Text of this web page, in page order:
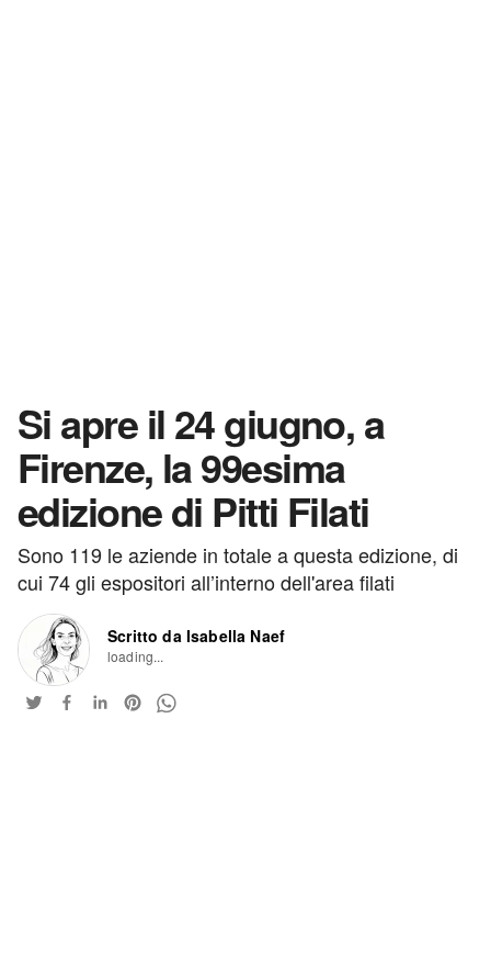
Si apre il 24 giugno, a
Firenze, la 99esima
edizione di Pitti Filati
Sono 119 le aziende in totale a questa edizione, di
cui 74 gli espositori all’interno dell'area filati
Scritto da Isabella Naef
loading...